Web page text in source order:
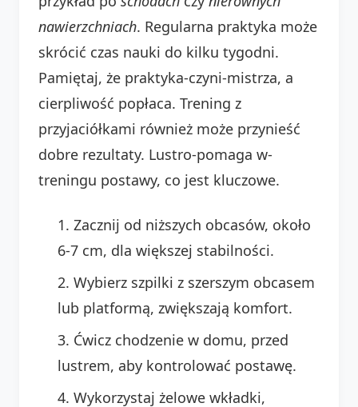
nawierzchniach. Regularna praktyka może
skrócić czas nauki do kilku tygodni.
Pamiętaj, że praktyka-czyni-mistrza, a
cierpliwość popłaca. Trening z
przyjaciółkami również może przynieść
dobre rezultaty. Lustro-pomaga w-
treningu postawy, co jest kluczowe.
Zacznij od niższych obcasów, około
6-7 cm, dla większej stabilności.
Wybierz szpilki z szerszym obcasem
lub platformą, zwiększają komfort.
Ćwicz chodzenie w domu, przed
lustrem, aby kontrolować postawę.
Wykorzystaj żelowe wkładki,